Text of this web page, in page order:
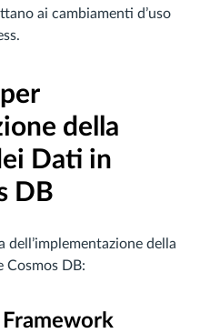
ai cambiamenti d’uso
della
Dati in
DB
dell’implementazione della
Cosmos DB: